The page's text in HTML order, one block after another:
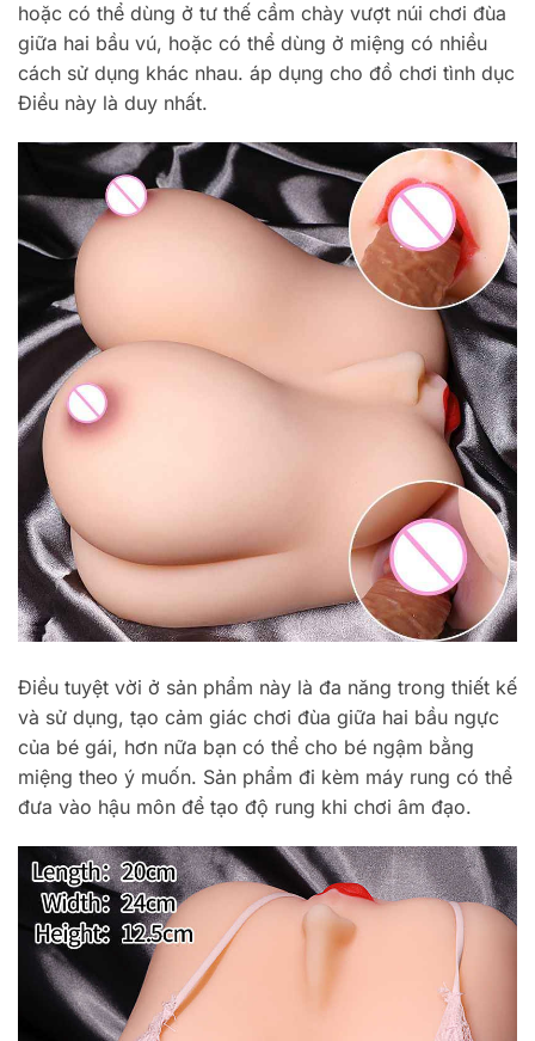
hoặc có thể dùng ở tư thế cầm chày vượt núi chơi đùa
giữa hai bầu vú, hoặc có thể dùng ở miệng có nhiều
cách sử dụng khác nhau. áp dụng cho đồ chơi tình dục
Điều này là duy nhất.
Điều tuyệt vời ở sản phẩm này là đa năng trong thiết kế
và sử dụng, tạo cảm giác chơi đùa giữa hai bầu ngực
của bé gái, hơn nữa bạn có thể cho bé ngậm bằng
miệng theo ý muốn. Sản phẩm đi kèm máy rung có thể
đưa vào hậu môn để tạo độ rung khi chơi âm đạo.